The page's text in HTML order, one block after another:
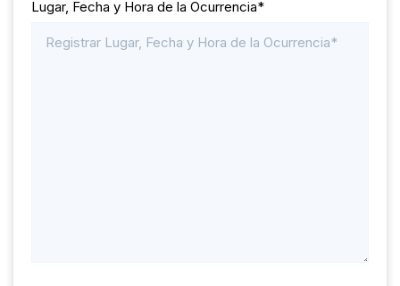
Lugar, Fecha y Hora de la Ocurrencia*